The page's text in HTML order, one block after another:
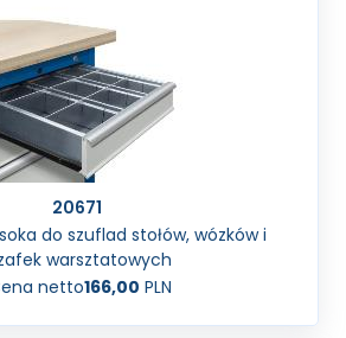
20671
do szuflad stołów, wózków i
warsztatowych
netto166,00 PLN